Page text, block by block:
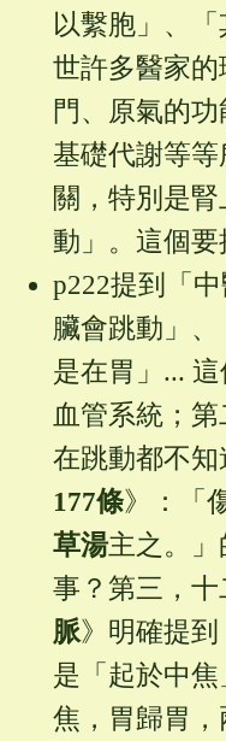
以繫胞」、
世許多醫家
門、原氣的功
基礎代謝等
關，特別是
動」。這個
p222提到「
臟會跳動」
是在胃」...
血管系統；
在跳動都不
177條》：「
草湯主之。」
事？第三，
脈》明確提
是「起於中
焦，胃歸胃，